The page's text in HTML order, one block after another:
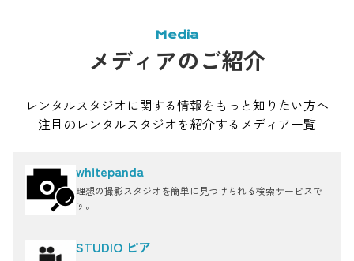
Media
メディアのご紹介
レンタルスタジオに関する情報をもっと知りたい方へ
注目のレンタルスタジオを紹介するメディア一覧
whitepanda
理想の撮影スタジオを簡単に見つけられる検索サービスで
す。
STUDIO ピア